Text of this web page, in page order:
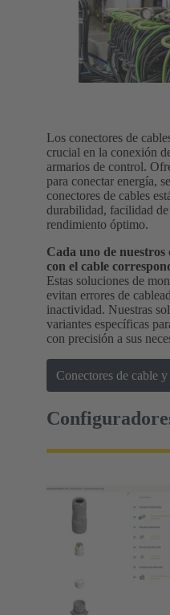
Los conectores de
crucial en la conexión
armarios de control.
para conectar energía,
conectores de cables
durabilidad, facilidad
rendimiento óptimo.
Cada uno de nuestros
con el cable
Estas soluciones de
evitan errores de
inactividad. Nuestras
variantes específicas
con precisión a sus
Conectores de cable